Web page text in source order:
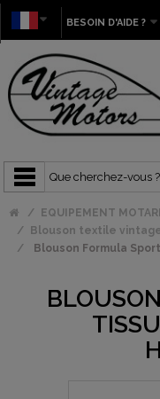
BESOIN D'AIDE ?
EQUIPEMENT
Blouson textile
Blouson Formula